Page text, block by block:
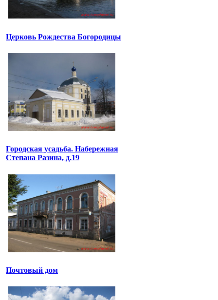
Церковь Рождества Богородицы
Городская усадьба. Набережная
Степана Разина, д.19
Почтовый дом